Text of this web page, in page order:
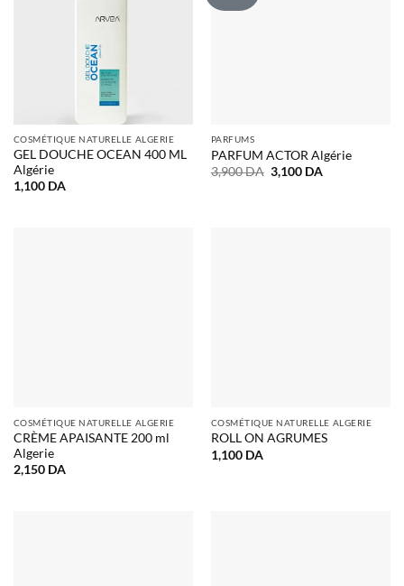
COSMÉTIQUE NATURELLE ALGERIE
GEL DOUCHE OCEAN 400 ML
Algérie
1,100 DA
PARFUMS
PARFUM ACTOR Algérie
3,900DA Le
prix
3,100 DALe
COSMÉTIQUE NATURELLE ALGERIE
CRÈME APAISANTE 200 ml
Algerie
2,150 DA
COSMÉTIQUE NATURELLE ALGERIE
ROLL ON AGRUMES
1,100 DA